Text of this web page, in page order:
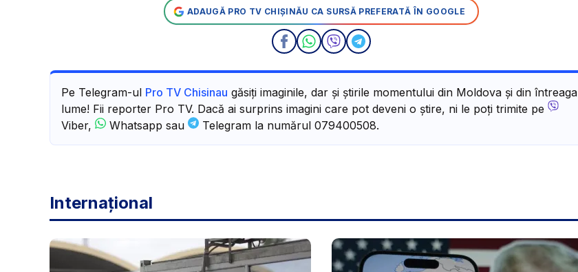
ADAUGĂ PRO TV CHIȘINĂU CA SURSĂ PREFERATĂ ÎN GOOGLE
Pe Telegram-ul Pro TV Chisinau găsiți imaginile, dar și știrile momentului din Moldova și din întreaga
lume! Fii reporter Pro TV. Dacă ai surprins imagini care pot deveni o știre, ni le poți trimite pe
Viber,
Whatsapp sau Telegram la numărul 079400508.
Internațional